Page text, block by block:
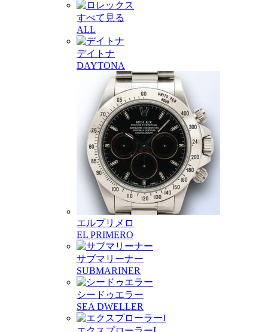
すべて見る
ALL
デイトナ
DAYTONA
エルプリメロ
EL PRIMERO
サブマリーナー
SUBMARINER
シードゥエラー
SEA DWELLER